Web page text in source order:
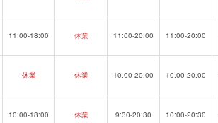
11:00-18:00 休業 11:00-20:00 11:00-20:00
休業 休業 10:00-20:00 10:00-20:00
10:00-18:00 休業 9:30-20:30 10:00-20:30